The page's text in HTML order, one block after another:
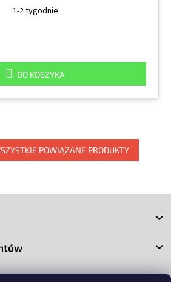
1-2 tygodnie
DO KOSZYKA
POWIĄZANE PRODUKTY